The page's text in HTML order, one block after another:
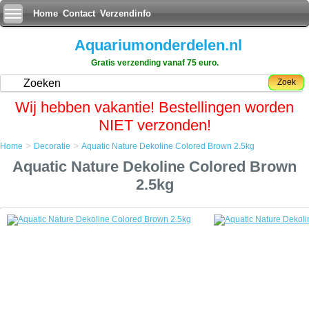
Home Contact Verzendinfo
Aquariumonderdelen.nl
Gratis verzending vanaf 75 euro.
Zoek
Wij hebben vakantie! Bestellingen worden
NIET verzonden!
Decoratie
Aquatic Nature Dekoline Colored Brown 2.5kg
Home > Decoratie > Aquatic Nature Dekoline Colored Brown 2.5kg
Aquatic Nature Dekoline Colored Brown
2.5kg